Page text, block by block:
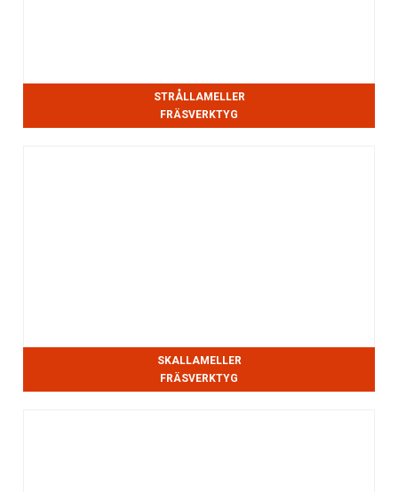
STRÅLLAMELLER
FRÄSVERKTYG
SKALLAMELLER
FRÄSVERKTYG